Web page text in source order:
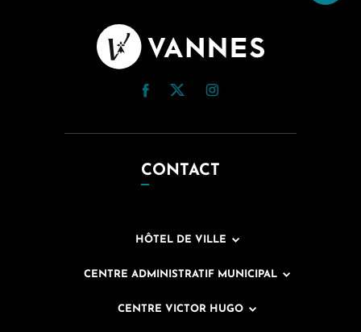
CONTACT
HÔTEL DE VILLE
CENTRE ADMINISTRATIF MUNICIPAL
CENTRE VICTOR HUGO